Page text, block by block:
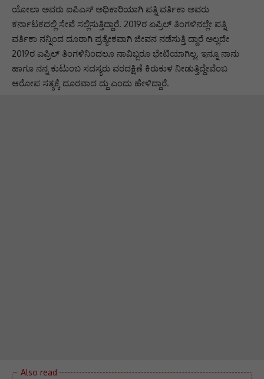
ಯೋಲಾ ಅವರು ಐಪಿಎಸ್ ಅಧಿಕಾರಿಯಾಗಿ ಪತ್ನಿ ವರ್ತಿಕಾ ಅವರು
ಕರ್ನಾಟಕದಲ್ಲಿ ಸೇವೆ ಸಲ್ಲಿಸುತ್ತಿದ್ದಾರೆ. 2019ರ ಏಪ್ರಿಲ್ ತಿಂಗಳಿನಲ್ಲೇ ಪತ್ನಿ
ವರ್ತಿಕಾ ನನ್ನಿಂದ ದೂರಾಗಿ ಪ್ರತ್ಯೇಕವಾಗಿ ಜೀವನ ನಡೆಸುತ್ತಿ ದ್ದಾರೆ ಅಲ್ಲದೇ
2019ರ ಏಪ್ರಿಲ್ ತಿಂಗಳಿನಿಂದಲೂ ನಾವಿಬ್ಬರೂ ಭೇಟಿಯಾಗಿಲ್ಲ. ಇನ್ನೂ ನಾನು
ಹಾಗೂ ನನ್ನ ಕುಟುಂಬ ಸದಸ್ಯರು ವರದಕ್ಷಿಣೆ ಕಿರುಕುಳ ನೀಡುತ್ತಿದ್ದೇವೆಂಬ
ಆರೋಪ ಸತ್ಯಕ್ಕೆ ದೂರವಾದ ದ್ದು ಎಂದು ಹೇಳಿದ್ದಾರೆ.